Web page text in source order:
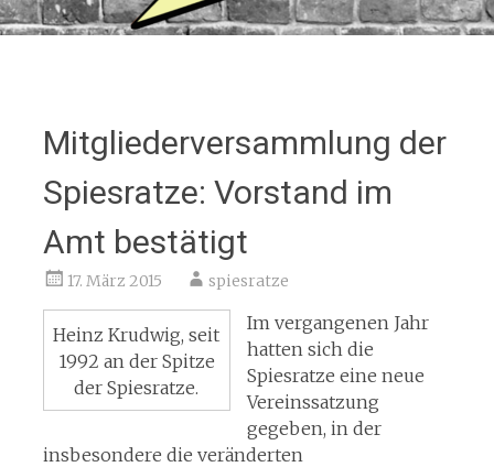
Mitgliederversammlung der
Spiesratze: Vorstand im
Amt bestätigt
17. März 2015 spiesratze
Heinz Krudwig, seit
1992 an der Spitze
der Spiesratze.
Im vergangenen Jahr
hatten sich die
Spiesratze eine neue
Vereinssatzung
gegeben, in der
insbesondere die veränderten